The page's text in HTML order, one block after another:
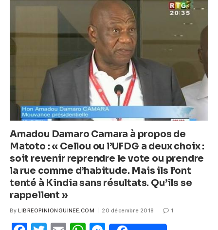
o
A
p
p
n
g
er
Amadou Damaro Camara à propos de
Matoto : « Cellou ou l’UFDG a deux choix :
soit revenir reprendre le vote ou prendre
la rue comme d’habitude. Mais ils l’ont
tenté à Kindia sans résultats. Qu’ils se
rappellent »
By LIBREOPINIONGUINEE.COM 20 décembre 2018 1